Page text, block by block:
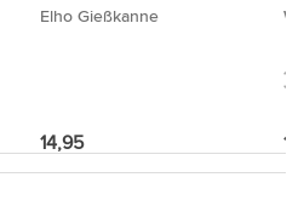
Elho Gießkanne
14,95